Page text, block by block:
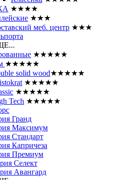
★★★★
★★★
меб. центр ★★★
★★★★★
★★★★★
solid wood★★★★★
★★★★★
★★★★★
Tech ★★★★★
Гранд
Максимум
Стандарт
Капричеза
Премиум
Селект
Авангард